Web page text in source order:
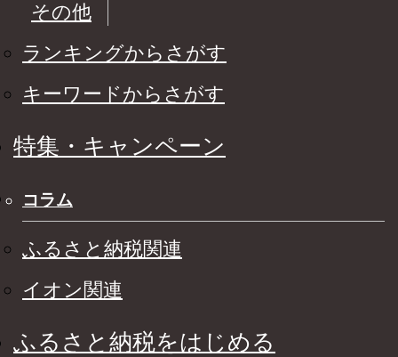
その他
ランキングからさがす
キーワードからさがす
特集・キャンペーン
コラム
ふるさと納税関連
イオン関連
ふるさと納税をはじめる